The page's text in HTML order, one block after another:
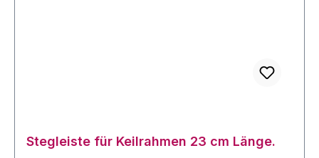
Stegleiste für Keilrahmen 23 cm Länge.